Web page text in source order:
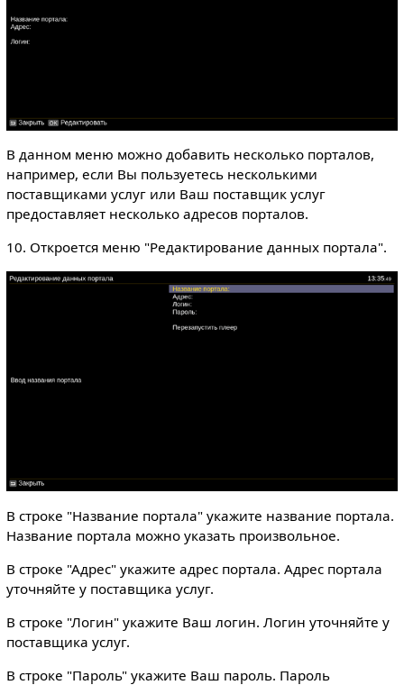
В данном меню можно добавить несколько порталов,
например, если Вы пользуетесь несколькими
поставщиками услуг или Ваш поставщик услуг
предоставляет несколько адресов порталов.
10. Откроется меню "Редактирование данных портала".
В строке "Название портала" укажите название портала.
Название портала можно указать произвольное.
В строке "Адрес" укажите адрес портала. Адрес портала
уточняйте у поставщика услуг.
В строке "Логин" укажите Ваш логин. Логин уточняйте у
поставщика услуг.
В строке "Пароль" укажите Ваш пароль. Пароль